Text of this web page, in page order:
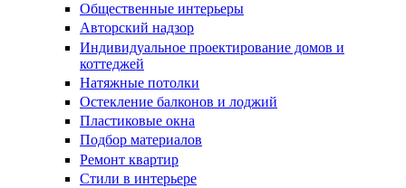
Общественные интерьеры
Авторский надзор
Индивидуальное проектирование домов и
коттеджей
Натяжные потолки
Остекление балконов и лоджий
Пластиковые окна
Подбор материалов
Ремонт квартир
Стили в интерьере